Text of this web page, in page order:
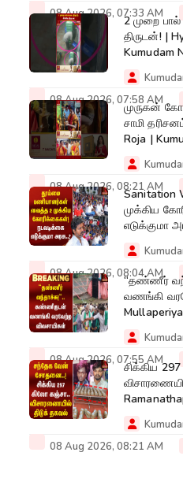
08 Aug 2026, 07:33 AM
2 முறை பால்
திருடன்! |
Kumudam
08 Aug 2026, 07:58 AM
முருகன்
சாமி
Roja |
08 Aug 2026, 08:21 AM
Sanitation
முக்கிய
எடுக்குமா
Protest
08 Aug 2026, 08:04 AM
“தண்ணீர்
வணங்கி
08 Aug 2026, 07:55 AM
சிக்கிய
Smuggling
08 Aug 2026, 08:21 AM